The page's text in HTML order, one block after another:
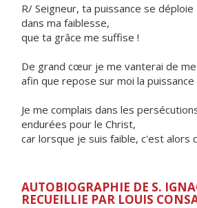
R/ Seigneur, ta puissance se déploie
dans ma faiblesse,
que ta grâce me suffise !
De grand cœur je me vanterai de
afin que repose sur moi la puissance
Je me complais dans les
endurées pour le Christ,
car lorsque je suis faible, c'est alors
AUTOBIOGRAPHIE DE S.
RECUEILLIE PAR LOUIS